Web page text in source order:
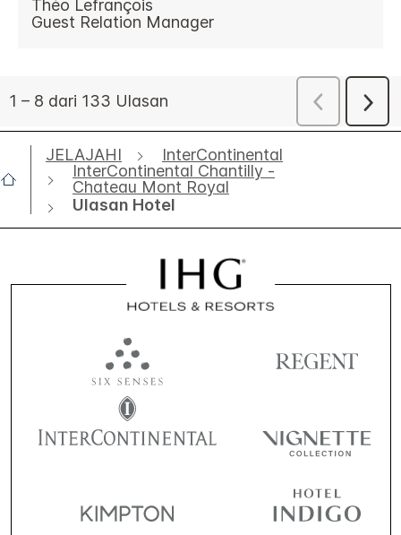
JELAJAHI
InterContinental
InterContinental Chantilly -
Chateau Mont Royal
Ulasan Hotel